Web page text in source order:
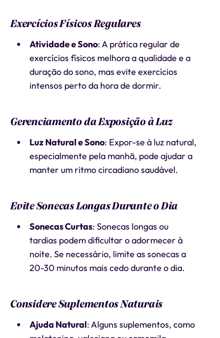
Exercícios Físicos Regulares
Atividade e Sono: A prática regular de
exercícios físicos melhora a qualidade e a
duração do sono, mas evite exercícios
intensos perto da hora de dormir.
Gerenciamento da Exposição à Luz
Luz Natural e Sono: Expor-se à luz natural,
especialmente pela manhã, pode ajudar a
manter um ritmo circadiano saudável.
Evite Sonecas Longas Durante o Dia
Sonecas Curtas: Sonecas longas ou
tardias podem dificultar o adormecer à
noite. Se necessário, limite as sonecas a
20-30 minutos mais cedo durante o dia.
Considere Suplementos Naturais
Ajuda Natural: Alguns suplementos, como